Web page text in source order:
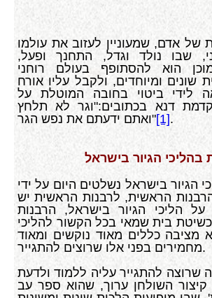
של אדם, שמעוניין לעזוב את עולמו
שבו נולד וגדל, התחנך ופעל,
הוא להסתופף בעולם רוחני
שונים ומיוחדים, ולקבל עליו אורח
לידי ביטוי בחובה המוטלת על
דנא בכתובים:"וגר לא תלחץ
ואתם ידעתם את נפש הגר"[1].
בהליכי הגיור בישראל
הגיור בישראל נשלטים היום על ידי
הראשית, לרבנות הראשית יש
על הליכי הגיור בישראל, הרבנות
בית שמאי בכל הקשור להליכי
מציבה כללים מאוד נוקשים ומאוד
מחמירים בפני אלו שרוצים להתגייר.
שרוצה להתגייר עליה ללמוד ולדעת
השולחן ערוך, שהוא ספר עב